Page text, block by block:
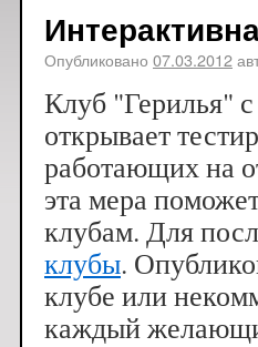
Опубликовано 07.03.2012
Клуб "Герилья"
открывает
работающих на
эта мера
клубам. Для
клубы.
клубе или
каждый